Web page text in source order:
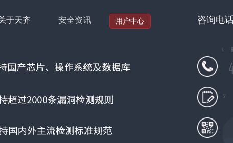
于天齐 安全资讯 用户中心 咨询电